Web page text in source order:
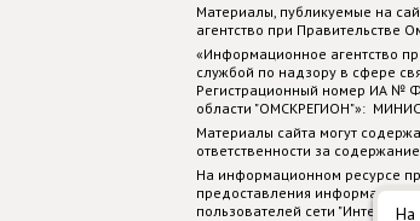
На
Материалы, публикуемые на
агентство при Правительстве
«Информационное агентство
службой по надзору в сфере
Регистрационный номер ИА №
области "ОМСКРЕГИОН"»:
Материалы сайта могут
ответственности за
На информационном ресурсе
предоставления информации
пользователей сети